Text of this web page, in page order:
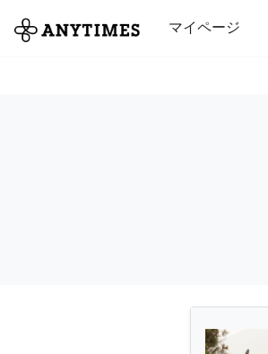
マイページ
全て 修理・組立